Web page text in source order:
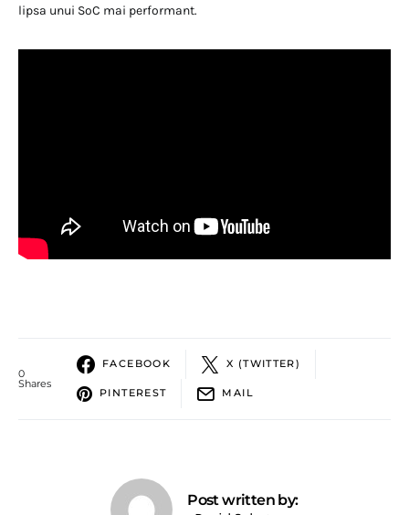
lipsa unui SoC mai performant.
0
Shares
FACEBOOK X (TWITTER)
PINTEREST MAIL
Post written by: